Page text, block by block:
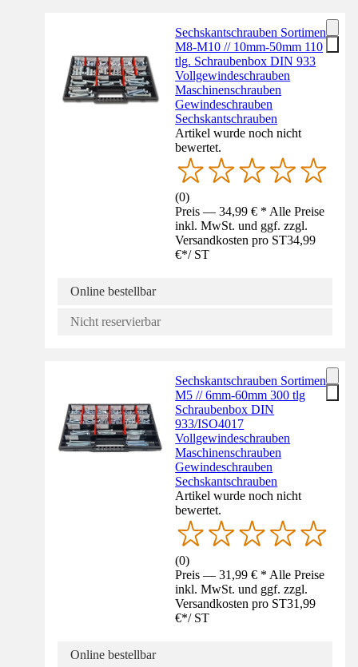
Sechskantschrauben Sortiment
M8-M10 // 10mm-50mm 110
tlg. Schraubenbox DIN 933
Vollgewindeschrauben
Maschinenschrauben
Gewindeschrauben
Sechskantschrauben
Artikel wurde noch nicht
bewertet.
(0)
Preis — 34,99 € * Alle Preise
inkl. MwSt. und ggf. zzgl.
Versandkosten pro ST34,99
€*/ ST
Online bestellbar
Nicht reservierbar
Sechskantschrauben Sortiment
M5 // 6mm-60mm 300 tlg
Schraubenbox DIN
933/ISO4017
Vollgewindeschrauben
Maschinenschrauben
Gewindeschrauben
Sechskantschrauben
Artikel wurde noch nicht
bewertet.
(0)
Preis — 31,99 € * Alle Preise
inkl. MwSt. und ggf. zzgl.
Versandkosten pro ST31,99
€*/ ST
Online bestellbar